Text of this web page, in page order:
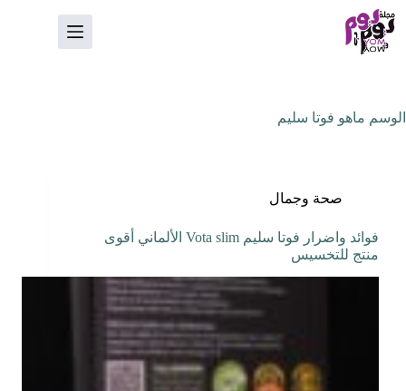
التجاوز
إلى
المحتوى
الوسم ماهو فوتا سليم
صحة وجمال
فوائد واضرار فوتا سليم Vota slim الألماني أقوى
منتج للتخسيس